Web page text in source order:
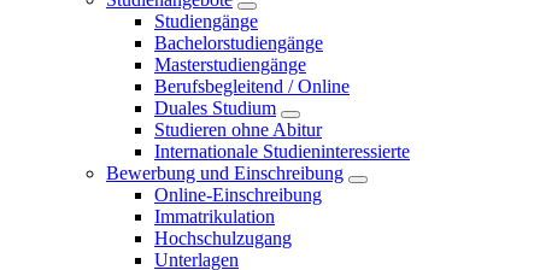
Studiengänge
Bachelorstudiengänge
Masterstudiengänge
Berufsbegleitend / Online
Duales Studium
Studieren ohne Abitur
Internationale Studieninteressierte
Bewerbung und Einschreibung
Online-Einschreibung
Immatrikulation
Hochschulzugang
Unterlagen